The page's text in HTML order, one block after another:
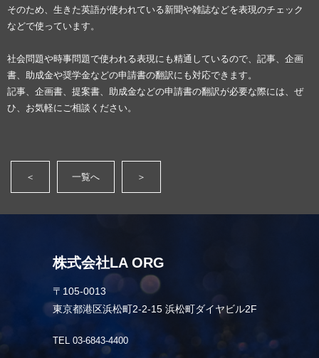
そのため、生きた英語が使われている新聞や雑誌などを表現のチェック
などで使っています。
社会問題や時事問題で使われる表現にも精通しているので、記事、企画
書、助成金や奨学金などの申請書の翻訳にも対応できます。
記事、企画書、提案書、助成金などの申請書の翻訳が必要な際には、ぜ
ひ、お気軽にご相談ください。
＜ 一覧へ ＞
株式会社LA ORG
〒105-0013
東京都港区浜松町2-2-15 浜松町ダイヤビル2F
TEL 03-6843-4400